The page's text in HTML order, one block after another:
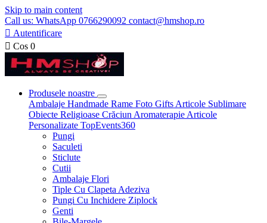
Skip to main content
Call us: WhatsApp 0766290092 contact@hmshop.ro
 Autentificare
 Cos 0
Produsele noastre
Ambalaje Handmade Rame Foto Gifts Articole Sublimare
Obiecte Religioase Crăciun Aromaterapie Articole
Personalizate TopEvents360
Pungi
Saculeti
Sticlute
Cutii
Ambalaje Flori
Tiple Cu Clapeta Adeziva
Pungi Cu Inchidere Ziplock
Genti